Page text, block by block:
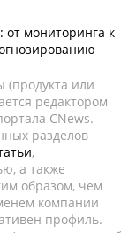
мониторинга к
или
редактором
CNews.
разделов
,
а также
образом, чем
компании
профиль.